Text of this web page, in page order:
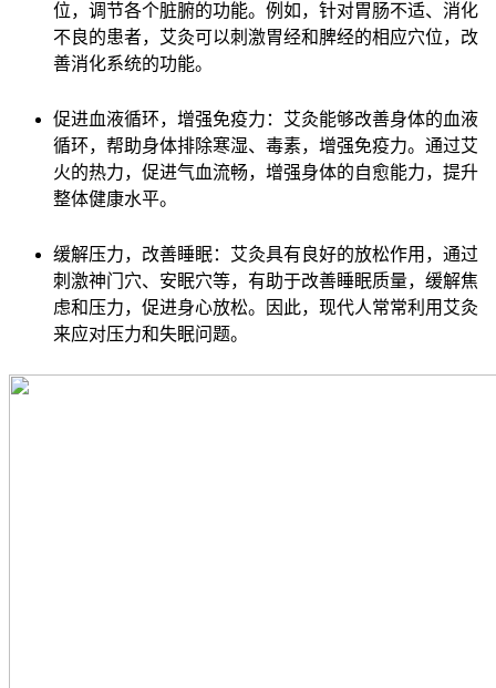
位，调节各个脏腑的功能。例如，针对胃肠不适、消化
不良的患者，艾灸可以刺激胃经和脾经的相应穴位，改
善消化系统的功能。
促进血液循环，增强免疫力：艾灸能够改善身体的血液
循环，帮助身体排除寒湿、毒素，增强免疫力。通过艾
火的热力，促进气血流畅，增强身体的自愈能力，提升
整体健康水平。
缓解压力，改善睡眠：艾灸具有良好的放松作用，通过
刺激神门穴、安眠穴等，有助于改善睡眠质量，缓解焦
虑和压力，促进身心放松。因此，现代人常常利用艾灸
来应对压力和失眠问题。